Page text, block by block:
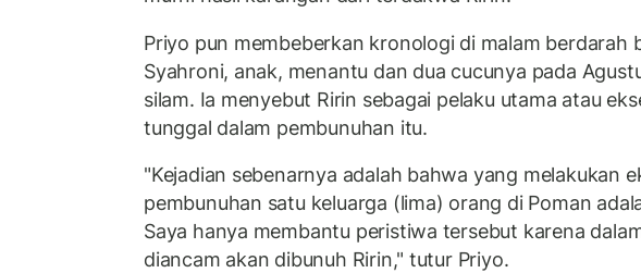
Priyo pun membeberkan kronologi di malam berdarah
Syahroni, anak, menantu dan dua cucunya pada
silam. Ia menyebut Ririn sebagai pelaku utama atau
tunggal dalam pembunuhan itu.
"Kejadian sebenarnya adalah bahwa yang melakukan
pembunuhan satu keluarga (lima) orang di Poman
Saya hanya membantu peristiwa tersebut karena
diancam akan dibunuh Ririn," tutur Priyo.